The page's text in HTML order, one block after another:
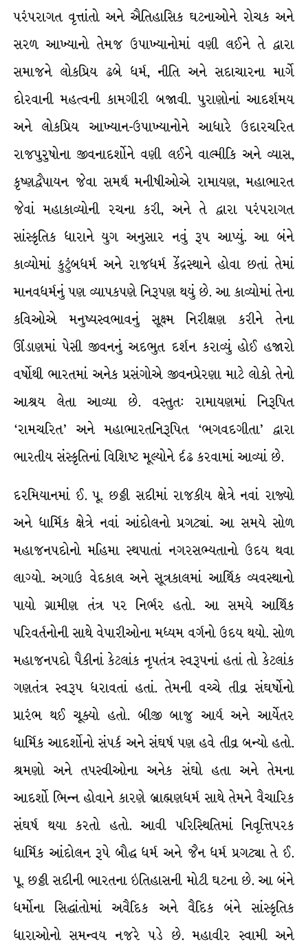
પરંપરાગત વૃત્તાંતો અને ઐતિહાસિક ઘટનાઓને રોચક અને
સરળ આખ્યાનો તેમજ ઉપાખ્યાનોમાં વણી લઈને તે દ્વારા
સમાજને લોકપ્રિય ઢબે ધર્મ, નીતિ અને સદાચારના માર્ગે
દોરવાની મહત્વની કામગીરી બજાવી. પુરાણોનાં આદર્શમય
અને લોકપ્રિય આખ્યાન-ઉપાખ્યાનોને આધારે ઉદારચરિત
રાજપુરુષોના જીવનાદર્શોને વણી લઈને વાલ્મીકિ અને વ્યાસ,
કૃષ્ણદ્વૈપાયન જેવા સમર્થ મનીષીઓએ રામાયણ, મહાભારત
જેવાં મહાકાવ્યોની રચના કરી, અને તે દ્વારા પરંપરાગત
સાંસ્કૃતિક ધારાને યુગ અનુસાર નવું રૂપ આપ્યું. આ બંને
કાવ્યોમાં કુટુંબધર્મ અને રાજધર્મ કેંદ્રસ્થાને હોવા છતાં તેમાં
માનવધર્મનું પણ વ્યાપકપણે નિરૂપણ થયું છે. આ કાવ્યોમાં તેના
કવિઓએ મનુષ્યસ્વભાવનું સૂક્ષ્મ નિરીક્ષણ કરીને તેના
ઊંડાણમાં પેસી જીવનનું અદભુત દર્શન કરાવ્યું હોઈ હજારો
વર્ષોથી ભારતમાં અનેક પ્રસંગોએ જીવનપ્રેરણા માટે લોકો તેનો
આશ્રય લેતા આવ્યા છે. વસ્તુત: રામાયણમાં નિરૂપિત
‘રામચરિત’ અને મહાભારતનિરૂપિત ‘ભગવદગીતા’ દ્વારા
ભારતીય સંસ્કૃતિનાં વિશિષ્ટ મૂલ્યોને ર્દઢ કરવામાં આવ્યાં છે.
દરમિયાનમાં ઈ. પૂ. છઠ્ઠી સદીમાં રાજકીય ક્ષેત્રે નવાં રાજ્યો
અને ધાર્મિક ક્ષેત્રે નવાં આંદોલનો પ્રગટ્યાં. આ સમયે સોળ
મહાજનપદોનો મહિમા સ્થપાતાં નગરસભ્યતાનો ઉદય થવા
લાગ્યો. અગાઉ વેદકાલ અને સૂત્રકાલમાં આર્થિક વ્યવસ્થાનો
પાયો ગ્રામીણ તંત્ર પર નિર્ભર હતો. આ સમયે આર્થિક
પરિવર્તનોની સાથે વેપારીઓના મધ્યમ વર્ગનો ઉદય થયો. સોળ
મહાજનપદો પૈકીનાં કેટલાંક નૃપતંત્ર સ્વરૂપનાં હતાં તો કેટલાંક
ગણતંત્ર સ્વરૂપ ધરાવતાં હતાં. તેમની વચ્ચે તીવ્ર સંઘર્ષોનો
પ્રારંભ થઈ ચૂક્યો હતો. બીજી બાજુ આર્ય અને આર્યેતર
ધાર્મિક આદર્શોનો સંપર્ક અને સંઘર્ષ પણ હવે તીવ્ર બન્યો હતો.
શ્રમણો અને તપસ્વીઓના અનેક સંઘો હતા અને તેમના
આદર્શો ભિન્ન હોવાને કારણે બ્રાહ્મણધર્મ સાથે તેમને વૈચારિક
સંઘર્ષ થયા કરતો હતો. આવી પરિસ્થિતિમાં નિવૃત્તિપરક
ધાર્મિક આંદોલન રૂપે બૌદ્ધ ધર્મ અને જૈન ધર્મ પ્રગટ્યા તે ઈ.
પૂ. છઠ્ઠી સદીની ભારતના ઇતિહાસની મોટી ઘટના છે. આ બંને
ધર્મોના સિદ્ધાંતોમાં અવૈદિક અને વૈદિક બંને સાંસ્કૃતિક
ધારાઓનો સમન્વય નજરે પડે છે. મહાવીર સ્વામી અને